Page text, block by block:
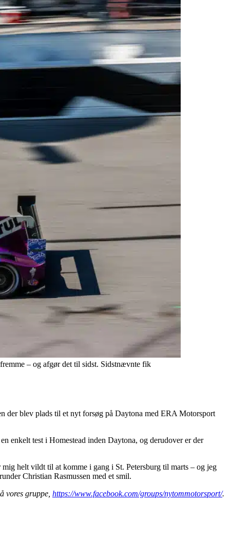
– og afgør det til sidst. Sidstnævnte fik
der blev plads til et nyt forsøg på Daytona med ERA Motorsport
enkelt test i Homestead inden Daytona, og derudover er der
helt vildt til at komme i gang i St. Petersburg til marts – og jeg
Christian Rasmussen med et smil.
vores gruppe, https://www.facebook.com/groups/nytommotorsport/.